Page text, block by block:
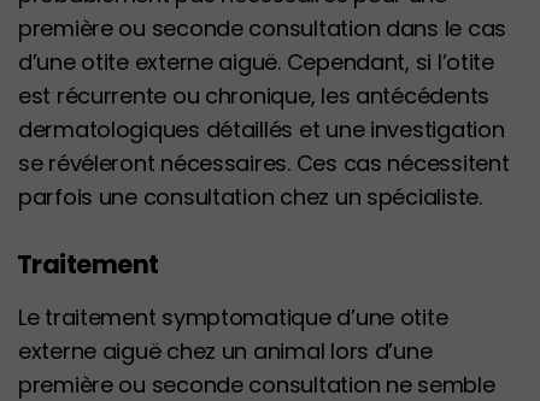
première ou seconde consultation dans le cas
d’une otite externe aiguë. Cependant, si l’otite
est récurrente ou chronique, les antécédents
dermatologiques détaillés et une investigation
se révéleront nécessaires. Ces cas nécessitent
parfois une consultation chez un spécialiste.
Traitement
Le traitement symptomatique d’une otite
externe aiguë chez un animal lors d’une
première ou seconde consultation ne semble